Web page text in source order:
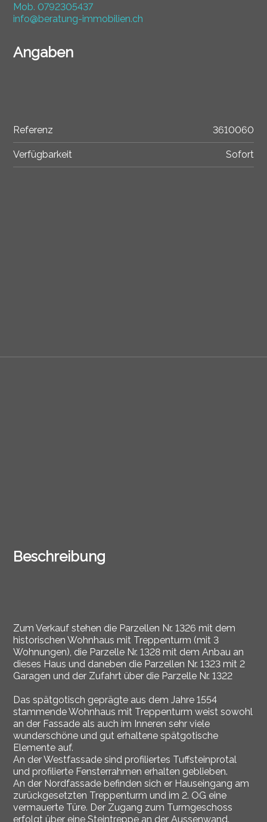
Beschreibung
Zum Verkauf stehen die Parzellen Nr. 1326 mit dem
historischen Wohnhaus mit Treppenturm (mit 3
Wohnungen), die Parzelle Nr. 1328 mit dem Anbau an
dieses Haus und daneben die Parzellen Nr. 1323 mit 2
Garagen und der Zufahrt über die Parzelle Nr. 1322
Das spätgotisch geprägte aus dem Jahre 1554
stammende Wohnhaus mit Treppenturm weist sowohl
an der Fassade als auch im Inneren sehr viele
wunderschöne und gut erhaltene spätgotische
Elemente auf.
An der Westfassade sind profiliertes Tuffsteinprotal
und profilierte Fensterrahmen erhalten geblieben.
An der Nordfassade befinden sich er Hauseingang am
zurückgesetzten Treppenturm und im 2. OG eine
vermauerte Türe. Der Zugang zum Turmgeschoss
erfolgt über eine Steintreppe an der Aussenwand.
Mob.0792305437
info@beratung-immobilien.ch
Angaben
Referenz 3610060
Verfügbarkeit Sofort